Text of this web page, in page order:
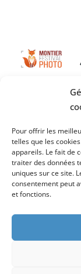
Pour offrir les
telles que les
appareils. Le fait de
traiter des données
uniques sur ce site.
consentement peut
et fonctions.